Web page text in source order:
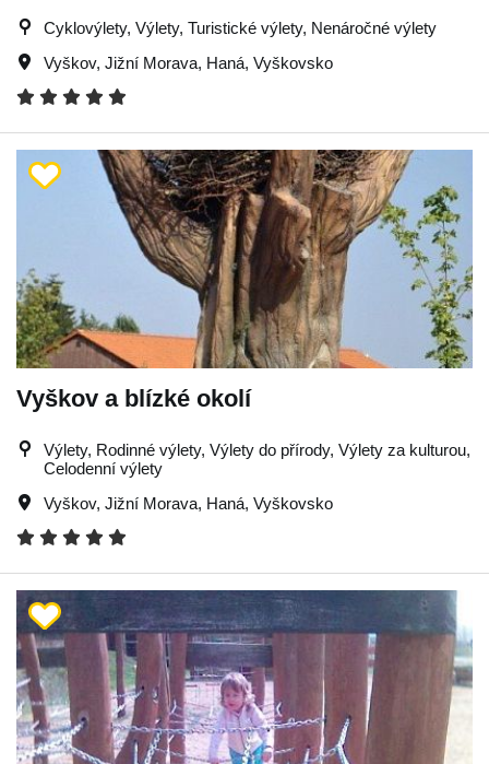
Cyklovýlety, Výlety, Turistické výlety, Nenáročné výlety
Vyškov, Jižní Morava, Haná, Vyškovsko
Vyškov a blízké okolí
Výlety, Rodinné výlety, Výlety do přírody, Výlety za kulturou,
Celodenní výlety
Vyškov, Jižní Morava, Haná, Vyškovsko